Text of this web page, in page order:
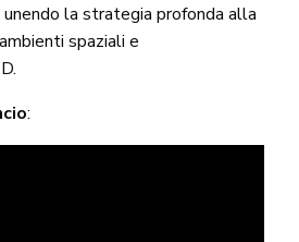
unendo la strategia profonda alla
spaziali e
: